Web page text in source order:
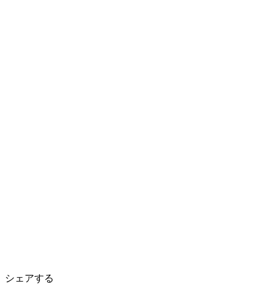
シェアする